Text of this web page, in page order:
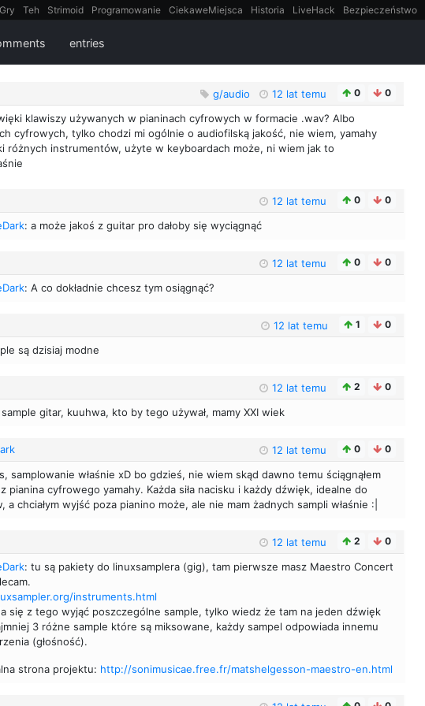
Gry Teh Strimoid Programowanie CiekaweMiejsca Historia LiveHack Bezpieczeństwo
entries
g/audio 12 lat temu 0 0
klawiszy używanych w pianinach cyfrowych w formacie .wav? Albo
cyfrowych, tylko chodzi mi ogólnie o audiofilską jakość, nie wiem, yamahy
różnych instrumentów, użyte w keyboardach może, ni wiem jak to
12 lat temu 0 0
: a może jakoś z guitar pro dałoby się wyciągnąć
12 lat temu 0 0
: A co dokładnie chcesz tym osiągnąć?
12 lat temu 1 0
są dzisiaj modne
12 lat temu 2 0
gitar, kuuhwa, kto by tego używał, mamy XXI wiek
12 lat temu 0 0
samplowanie właśnie xD bo gdzieś, nie wiem skąd dawno temu ściągnąłem
pianina cyfrowego yamahy. Każda siła nacisku i każdy dźwięk, idealne do
a chciałym wyjść poza pianino może, ale nie mam żadnych sampli właśnie :|
12 lat temu 2 0
: tu są pakiety do linuxsamplera (gig), tam pierwsze masz Maestro Concert
instruments.html
się z tego wyjąć poszczególne sample, tylko wiedz że tam na jeden dźwięk
3 różne sample które są miksowane, każdy sampel odpowiada innemu
(głośność).
strona projektu: http://sonimusicae.free.fr/matshelgesson-maestro-en.html